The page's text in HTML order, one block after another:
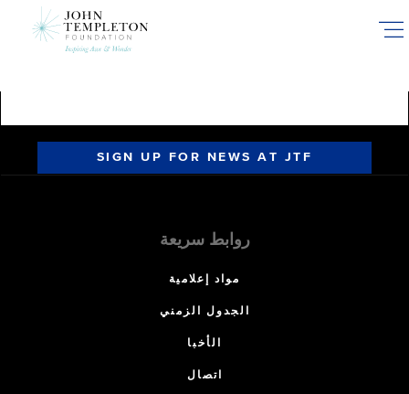
SIGN UP FOR NEWS AT JTF
روابط سريعة
مواد إعلامية
الجدول الزمني
الأخبا
اتصال